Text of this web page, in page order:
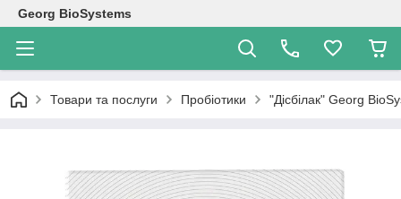
Georg BioSystems
Товари та послуги Пробіотики "Дісбілак" Georg